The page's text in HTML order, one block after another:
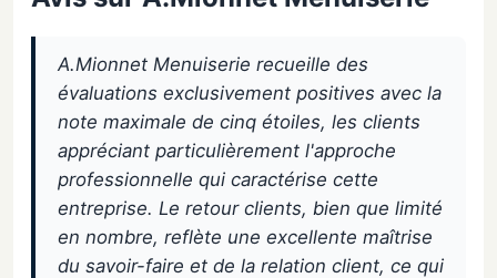
A.Mionnet Menuiserie recueille des
évaluations exclusivement positives avec la
note maximale de cinq étoiles, les clients
appréciant particulièrement l'approche
professionnelle qui caractérise cette
entreprise. Le retour clients, bien que limité
en nombre, reflète une excellente maîtrise
du savoir-faire et de la relation client, ce qui